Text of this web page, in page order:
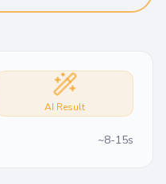
AI Result
~8-15s